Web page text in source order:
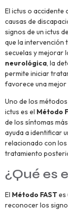
El ictus o accidente
causas de
signos de un ictus
que la intervención
secuelas y mejorar
neurológica, la
permite iniciar
favorece una
Uno de los
ictus es el Método
de los síntomas
ayuda a identificar
relacionado con los
tratamiento
¿Qué es
El Método FASTes
reconocer los